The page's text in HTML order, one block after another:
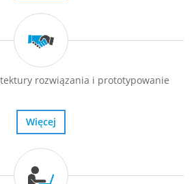
rozwiązania i prototypowanie
Więcej